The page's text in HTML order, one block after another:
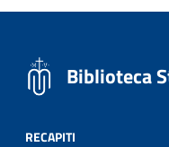
Biblioteca
RECAPITI